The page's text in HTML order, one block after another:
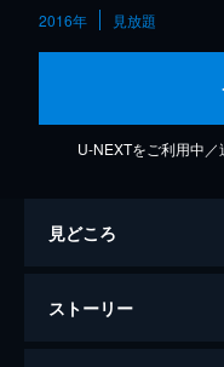
2016年 見放題
U-NEXTをご利用中
見どころ
ストーリー